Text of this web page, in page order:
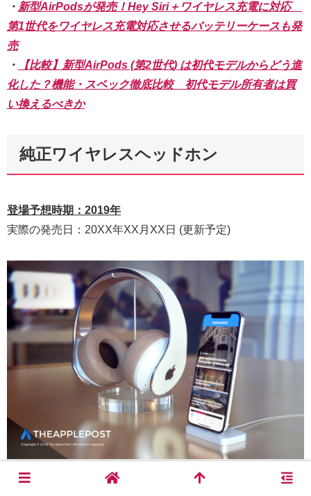
・ 新型AirPodsが発売！Hey Siri＋ワイヤレス充電に対応
第1世代をワイヤレス充電対応させるバッテリーケースも発
売
・
【比較】新型AirPods (第2世代) は初代モデルからどう進
化した？機能・スペック徹底比較 初代モデル所有者は買
い換えるべきか
純正ワイヤレスヘッドホン
登場予想時期：2019年
実際の発売日：20XX年XX月XX日 (更新予定)